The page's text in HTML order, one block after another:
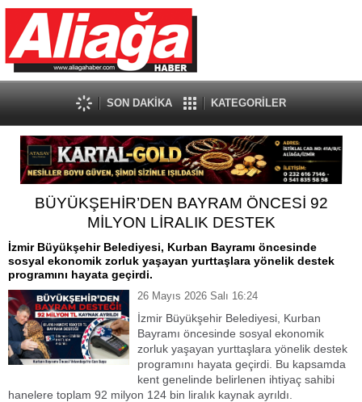
SON DAKİKA KATEGORİLER
BÜYÜKŞEHİR’DEN BAYRAM ÖNCESİ 92
MİLYON LİRALIK DESTEK
İzmir Büyükşehir Belediyesi, Kurban Bayramı öncesinde
sosyal ekonomik zorluk yaşayan yurttaşlara yönelik destek
programını hayata geçirdi.
26 Mayıs 2026 Salı 16:24
İzmir Büyükşehir Belediyesi, Kurban
Bayramı öncesinde sosyal ekonomik
zorluk yaşayan yurttaşlara yönelik destek
programını hayata geçirdi. Bu kapsamda
kent genelinde belirlenen ihtiyaç sahibi
hanelere toplam 92 milyon 124 bin liralık kaynak ayrıldı.